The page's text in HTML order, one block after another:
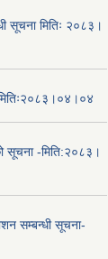
सूचना मितिः २०८३।
सूचना -मिति:२०८३।
सम्बन्धी सूचना-